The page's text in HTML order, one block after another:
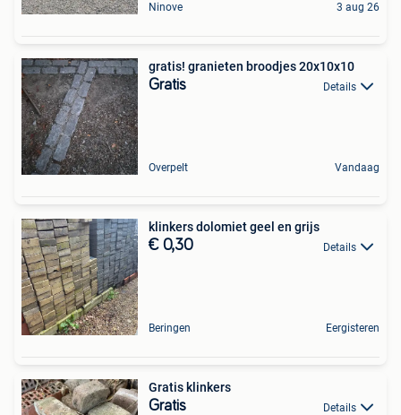
Ninove 3 aug 26
gratis! granieten broodjes 20x10x10
Gratis Details
Overpelt Vandaag
klinkers dolomiet geel en grijs
€ 0,30 Details
Beringen Eergisteren
Gratis klinkers
Gratis Details